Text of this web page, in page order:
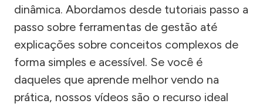
dinâmica. Abordamos desde tutoriais passo a
passo sobre ferramentas de gestão até
explicações sobre conceitos complexos de
forma simples e acessível. Se você é
daqueles que aprende melhor vendo na
prática, nossos vídeos são o recurso ideal